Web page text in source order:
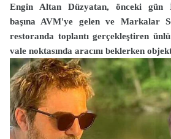
Engin Altan Düzyatan, önceki gün
başına AVM'ye gelen ve Markalar
restoranda toplantı gerçekleştiren ünlü
vale noktasında aracını beklerken